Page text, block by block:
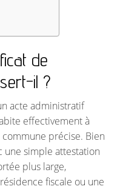
de
il ?
acte administratif
effectivement à
précise. Bien
une simple attestation
plus large,
fiscale ou une